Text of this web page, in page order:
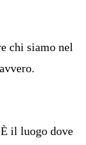
chi siamo nel
il luogo dove